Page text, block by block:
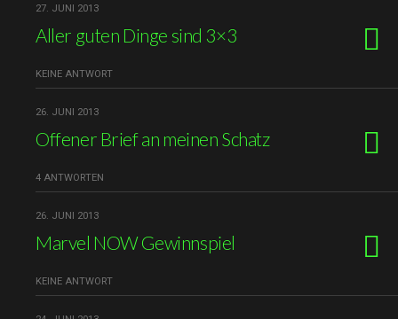
27. JUNI 2013
Aller guten Dinge sind 3×3
KEINE ANTWORT
26. JUNI 2013
Offener Brief an meinen Schatz
4 ANTWORTEN
26. JUNI 2013
Marvel NOW Gewinnspiel
KEINE ANTWORT